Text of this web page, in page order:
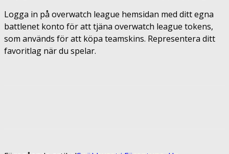
Logga in på overwatch league hemsidan med ditt egna
battlenet konto för att tjäna overwatch league tokens,
som används för att köpa teamskins. Representera ditt
favoritlag när du spelar.